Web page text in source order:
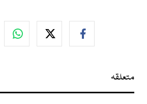
متعلقہ